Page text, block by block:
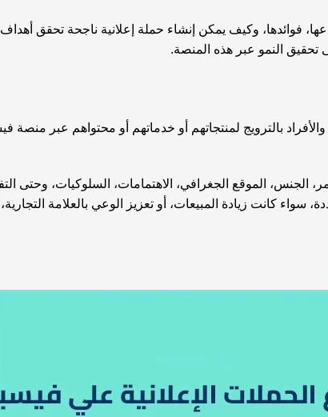
فوائدها، وكيف يمكن إنشاء حملة إعلانية ناجحة تحقق
النمو عبر هذه المنصة.
الجنس، الموقع الجغرافي، الاهتمامات، السلوكيات، وحتى
سواء كانت زيادة المبيعات، أو تعزيز الوعي بالعلامة